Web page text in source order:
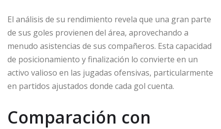
El análisis de su rendimiento revela que una gran parte
de sus goles provienen del área, aprovechando a
menudo asistencias de sus compañeros. Esta capacidad
de posicionamiento y finalización lo convierte en un
activo valioso en las jugadas ofensivas, particularmente
en partidos ajustados donde cada gol cuenta.
Comparación con